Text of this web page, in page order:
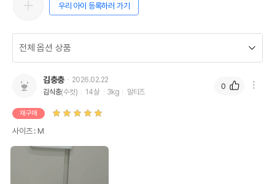
우리 아이 등록하러 가기
김충충
2026.02.22
김식충(수컷) 14살 3kg 말티즈
재구매
사이즈 : M
0